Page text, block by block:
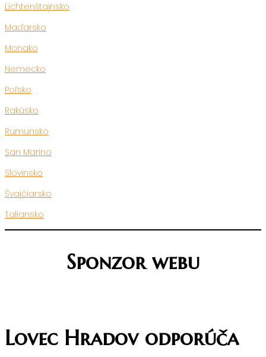
Lichtenštajnsko
Maďarsko
Monako
Nemecko
Poľsko
Rakúsko
Rumunsko
San Maríno
Slovinsko
Švajčiarsko
Taliansko
Sponzor webu
Lovec Hradov odporúča